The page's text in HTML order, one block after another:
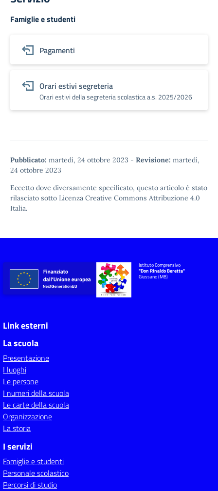
Famiglie e studenti
Pagamenti
Orari estivi segreteria
Orari estivi della segreteria scolastica a.s. 2025/2026
Pubblicato: martedì, 24 ottobre 2023 - Revisione: martedì,
24 ottobre 2023
Eccetto dove diversamente specificato, questo articolo è stato
rilasciato sotto Licenza Creative Commons Attribuzione 4.0
Italia.
Istituto Comprensivo
"Don Rinaldo Beretta"
Giussano (MB)
Link esterni
La scuola
Presentazione
I luoghi
Le persone
I numeri della scuola
Le carte della scuola
Organizzazione
La storia
I servizi
Famiglie e studenti
Personale scolastico
Percorsi di studio